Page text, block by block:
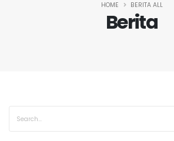
Berita
HOME BERITA ALL